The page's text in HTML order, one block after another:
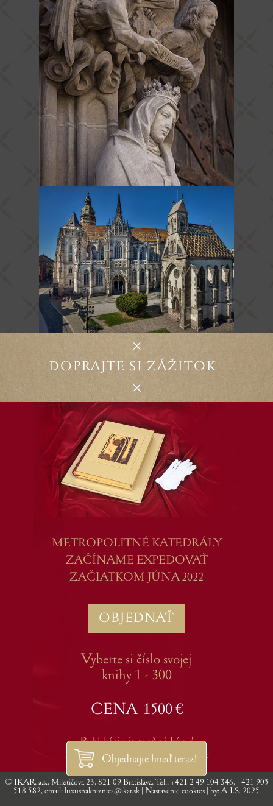
DOPRAJTE SI ZÁŽITOK
METROPOLITNÉ KATEDRÁLY
ZAČÍNAME EXPEDOVAŤ
ZAČIATKOM JÚNA 2022
OBJEDNAŤ
Vyberte si číslo svojej
knihy 1 - 300
CENA 1500 €
Publikáciu je možné kúpiť
len cez portálluxusnakniznica.sk
Objednajte hneď teraz!
© IKAR, a.s., Miletičova 23, 821 09 Bratislava, Tel.:+421 2 49 104 346,+421 905
518 582, email:luxusnakniznica@ikar.sk | Nastavenie cookies | by:A.I.S. 2025